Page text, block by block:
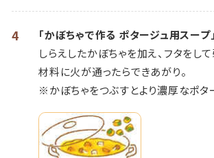
4
「かぼちゃで作る ポタージュ用スープ
しらえしたかぼちゃを加え、フタをし
材料に火が通ったらできあがり。
※かぼちゃをつぶすとより濃厚なポタ